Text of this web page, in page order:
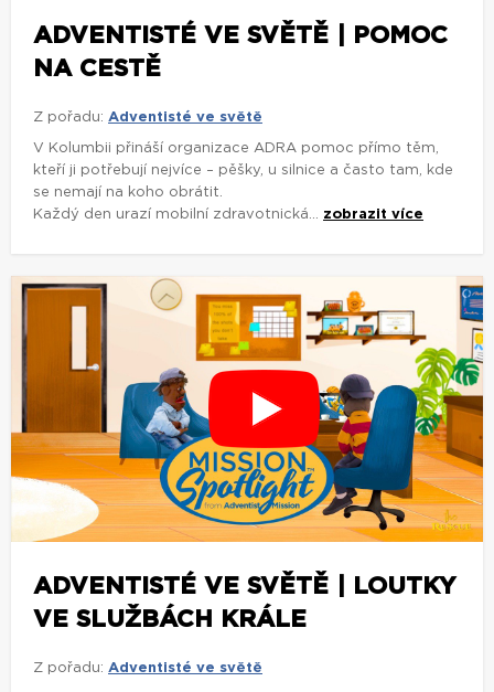
ADVENTISTÉ VE SVĚTĚ | POMOC
NA CESTĚ
Z pořadu: Adventisté ve světě
V Kolumbii přináší organizace ADRA pomoc přímo těm,
kteří ji potřebují nejvíce – pěšky, u silnice a často tam, kde
se nemají na koho obrátit.
Každý den urazí mobilní zdravotnická... zobrazit více
ADVENTISTÉ VE SVĚTĚ | LOUTKY
VE SLUŽBÁCH KRÁLE
Z pořadu: Adventisté ve světě